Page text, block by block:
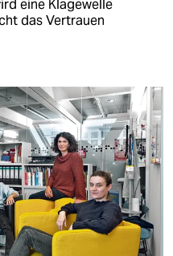
eine Klagewelle
das Vertrauen